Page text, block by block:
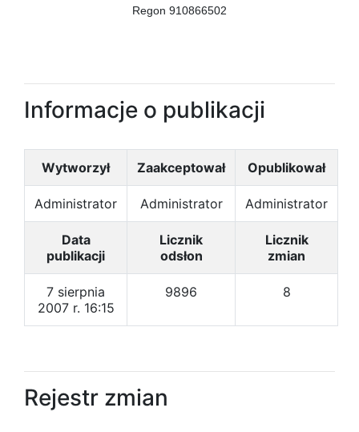
Regon 910866502
Informacje o publikacji
Wytworzył Zaakceptował Opublikował
Administrator Administrator Administrator
Data
publikacji
Licznik
odsłon
Licznik
zmian
7 sierpnia
2007 r. 16:15
9896 8
Rejestr zmian